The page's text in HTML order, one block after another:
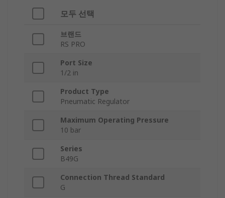
모두 선택
브랜드
RS PRO
Port Size
1/2 in
Product Type
Pneumatic Regulator
Maximum Operating Pressure
10 bar
Series
B49G
Connection Thread Standard
G